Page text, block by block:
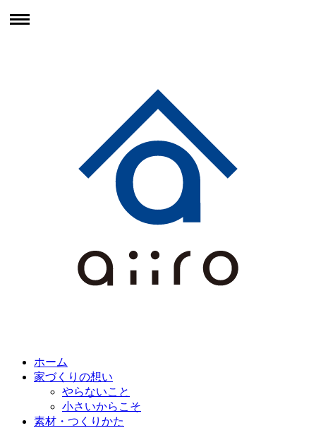
ホーム
家づくりの想い
やらないこと
小さいからこそ
素材・つくりかた